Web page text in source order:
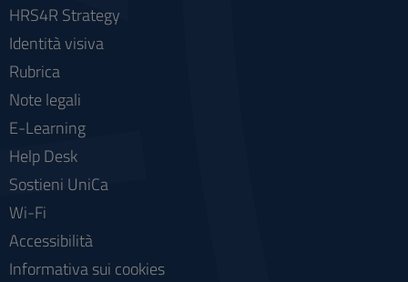
HRS4R Strategy
Identità visiva
Rubrica
Note legali
E-Learning
Help Desk
Sostieni UniCa
Wi-Fi
Accessibilità
Informativa sui cookies